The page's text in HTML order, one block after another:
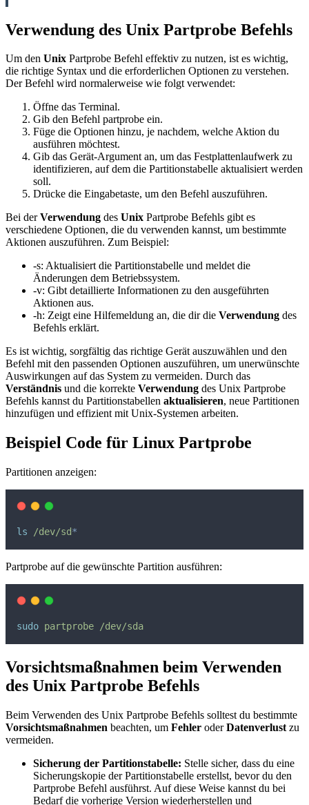
Verwendung des Unix Partprobe Befehls
Um den Unix Partprobe Befehl effektiv zu nutzen, ist es wichtig,
die richtige Syntax und die erforderlichen Optionen zu verstehen.
Der Befehl wird normalerweise wie folgt verwendet:
Öffne das Terminal.
Gib den Befehl partprobe ein.
Füge die Optionen hinzu, je nachdem, welche Aktion du
ausführen möchtest.
Gib das Gerät-Argument an, um das Festplattenlaufwerk zu
identifizieren, auf dem die Partitionstabelle aktualisiert werden
soll.
Drücke die Eingabetaste, um den Befehl auszuführen.
Bei derVerwendung des Unix Partprobe Befehls gibt es
verschiedene Optionen, die du verwenden kannst, um bestimmte
Aktionen auszuführen. Zum Beispiel:
-s: Aktualisiert die Partitionstabelle und meldet die
Änderungen dem Betriebssystem.
-v: Gibt detaillierte Informationen zu den ausgeführten
Aktionen aus.
-h: Zeigt eine Hilfemeldung an, die dir die Verwendung des
Befehls erklärt.
Es ist wichtig, sorgfältig das richtige Gerät auszuwählen und den
Befehl mit den passenden Optionen auszuführen, um unerwünschte
Auswirkungen auf das System zu vermeiden. Durch das
Verständnis und die korrekte Verwendung des Unix Partprobe
Befehls kannst du Partitionstabellen aktualisieren, neue Partitionen
hinzufügen und effizient mit Unix-Systemen arbeiten.
Beispiel Code für Linux Partprobe
Partitionen anzeigen:
ls /dev/sd*
Partprobe auf die gewünschte Partition ausführen:
sudo partprobe /dev/sda
Vorsichtsmaßnahmen beim Verwenden
des Unix Partprobe Befehls
Beim Verwenden des Unix Partprobe Befehls solltest du bestimmte
Vorsichtsmaßnahmen beachten, um Fehler oderDatenverlust zu
vermeiden.
Sicherung der Partitionstabelle: Stelle sicher, dass du eine
Sicherungskopie der Partitionstabelle erstellst, bevor du den
Partprobe Befehl ausführst. Auf diese Weise kannst du bei
Bedarf die vorherige Version wiederherstellen und